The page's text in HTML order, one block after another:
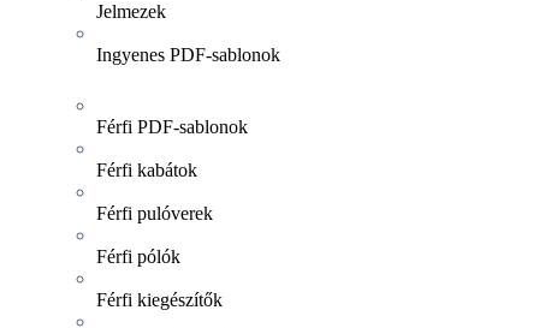
Jelmezek
Ingyenes PDF-sablonok
Férfi PDF-sablonok
Férfi kabátok
Férfi pulóverek
Férfi pólók
Férfi kiegészítők